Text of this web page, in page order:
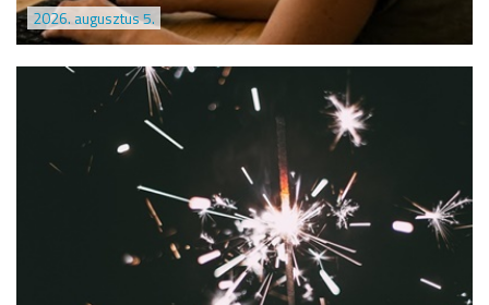
2026. augusztus 5.